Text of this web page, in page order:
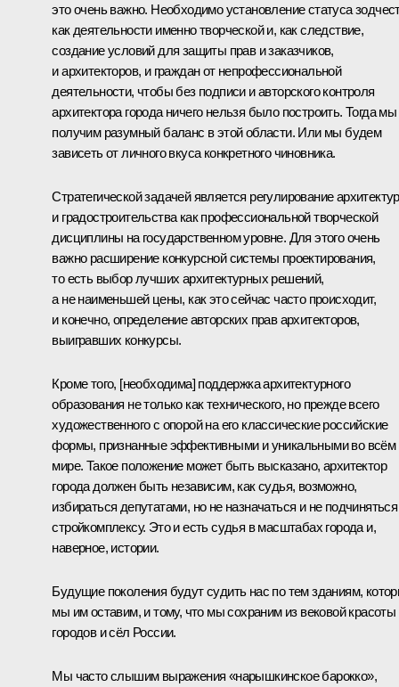
это очень важно. Необходимо установление статуса
как деятельности именно творческой и, как следствие,
создание условий для защиты прав и заказчиков,
и архитекторов, и граждан от непрофессиональной
деятельности, чтобы без подписи и авторского контроля
архитектора города ничего нельзя было построить. Тогда мы
получим разумный баланс в этой области. Или мы будем
зависеть от личного вкуса конкретного чиновника.
Стратегической задачей является регулирование
и градостроительства как профессиональной творческой
дисциплины на государственном уровне. Для этого очень
важно расширение конкурсной системы проектирования,
то есть выбор лучших архитектурных решений,
а не наименьшей цены, как это сейчас часто происходит,
и конечно, определение авторских прав архитекторов,
выигравших конкурсы.
Кроме того, [необходима] поддержка архитектурного
образования не только как технического, но прежде всего
художественного с опорой на его классические российские
формы, признанные эффективными и уникальными во всём
мире. Такое положение может быть высказано, архитектор
города должен быть независим, как судья, возможно,
избираться депутатами, но не назначаться и не подчиняться
стройкомплексу. Это и есть судья в масштабах города и,
наверное, истории.
Будущие поколения будут судить нас по тем зданиям,
мы им оставим, и тому, что мы сохраним из вековой красоты
городов и сёл России.
Мы часто слышим выражения «нарышкинское барокко»,